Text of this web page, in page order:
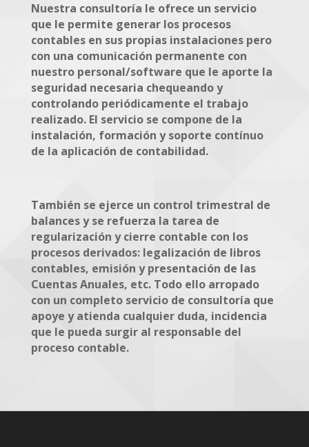
Nuestra consultoría le ofrece un servicio
que le permite generar los procesos
contables en sus propias instalaciones pero
con una comunicación permanente con
nuestro personal/software que le aporte la
seguridad necesaria chequeando y
controlando periódicamente el trabajo
realizado. El servicio se compone de la
instalación, formación y soporte contínuo
de la aplicación de contabilidad.
También se ejerce un control trimestral de
balances y se refuerza la tarea de
regularización y cierre contable con los
procesos derivados: legalización de libros
contables, emisión y presentación de las
Cuentas Anuales, etc. Todo ello arropado
con un completo servicio de consultoría que
apoye y atienda cualquier duda, incidencia
que le pueda surgir al responsable del
proceso contable.